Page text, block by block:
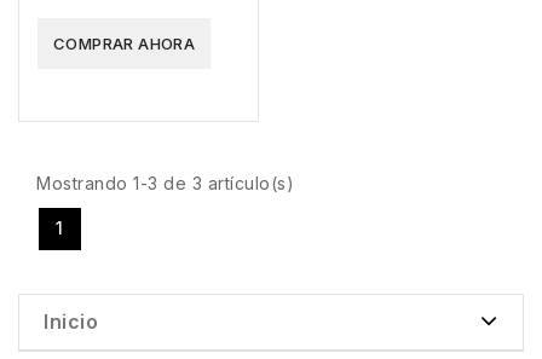
COMPRAR AHORA
Mostrando 1-3 de 3 artículo(s)
1
Inicio